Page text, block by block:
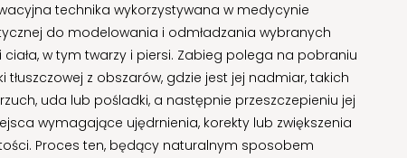
technika wykorzystywana w medycynie
do modelowania i odmładzania wybranych
ciała, w tym twarzy i piersi. Zabieg polega na pobraniu
tłuszczowej z obszarów, gdzie jest jej nadmiar, takich
uda lub pośladki, a następnie przeszczepieniu jej
wymagające ujędrnienia, korekty lub zwiększenia
Proces ten, będący naturalnym sposobem